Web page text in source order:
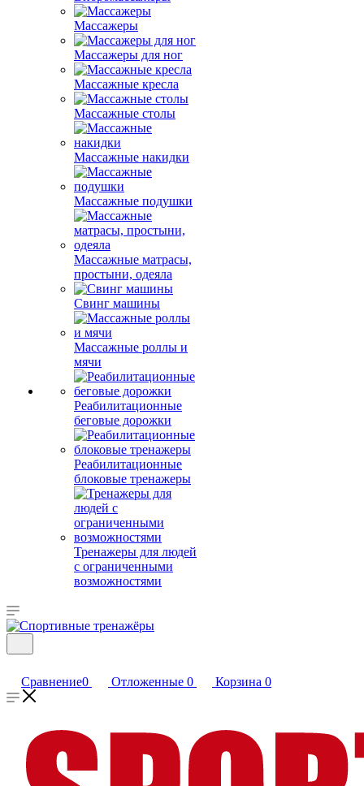
Массажеры
Массажеры для ног
Массажные кресла
Массажные столы
Массажные накидки
Массажные подушки
Массажные матрасы,
простыни, одеяла
Свинг машины
Массажные роллы и
мячи
Реабилитационные
беговые дорожки
Реабилитационные
блоковые тренажеры
Тренажеры для людей
с ограниченными
возможностями
Сравнение0 Отложенные 0 Корзина 0